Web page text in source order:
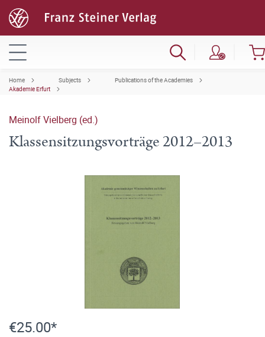
Home Subjects
Publications of the Academies
Akademie Erfurt
Meinolf Vielberg (ed.)
Klassensitzungsvorträge 2012–2013
€25.00*